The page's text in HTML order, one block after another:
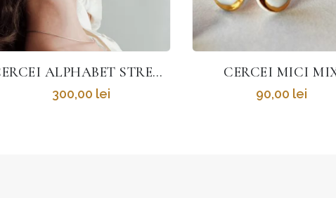
CERCEI MICI MIX
90,00 lei
BROȘĂ COPII
65,00 lei